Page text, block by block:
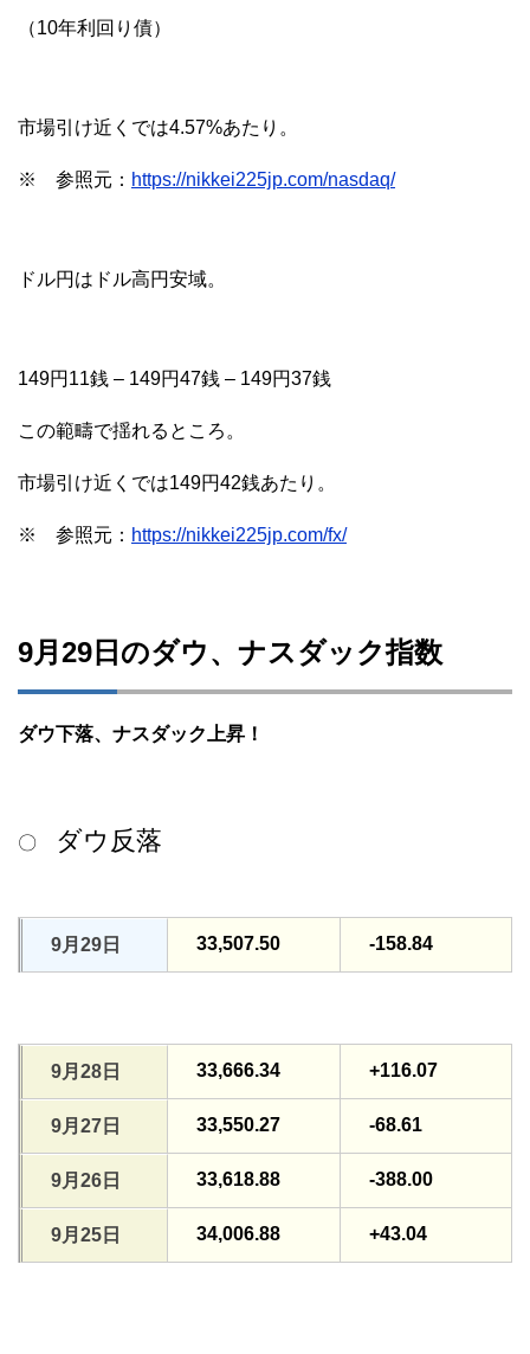
（10年利回り債）
市場引け近くでは4.57%あたり。
※ 参照元： https://nikkei225jp.com/nasdaq/
ドル円はドル高円安域。
149円11銭 – 149円47銭 – 149円37銭
この範疇で揺れるところ。
市場引け近くでは149円42銭あたり。
※ 参照元： https://nikkei225jp.com/fx/
9月29日のダウ、ナスダック指数
ダウ下落、ナスダック上昇！
〇 ダウ反落
9月29日 33,507.50 -158.84
9月28日 33,666.34 +116.07
9月27日 33,550.27 -68.61
9月26日 33,618.88 -388.00
9月25日 34,006.88 +43.04